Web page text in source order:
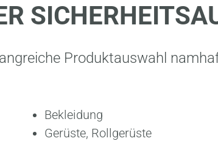
Produktauswahl
Bekleidung
Gerüste, Rollgerüste